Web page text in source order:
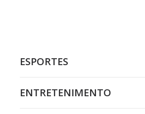
ESPORTES
ENTRETENIMENTO